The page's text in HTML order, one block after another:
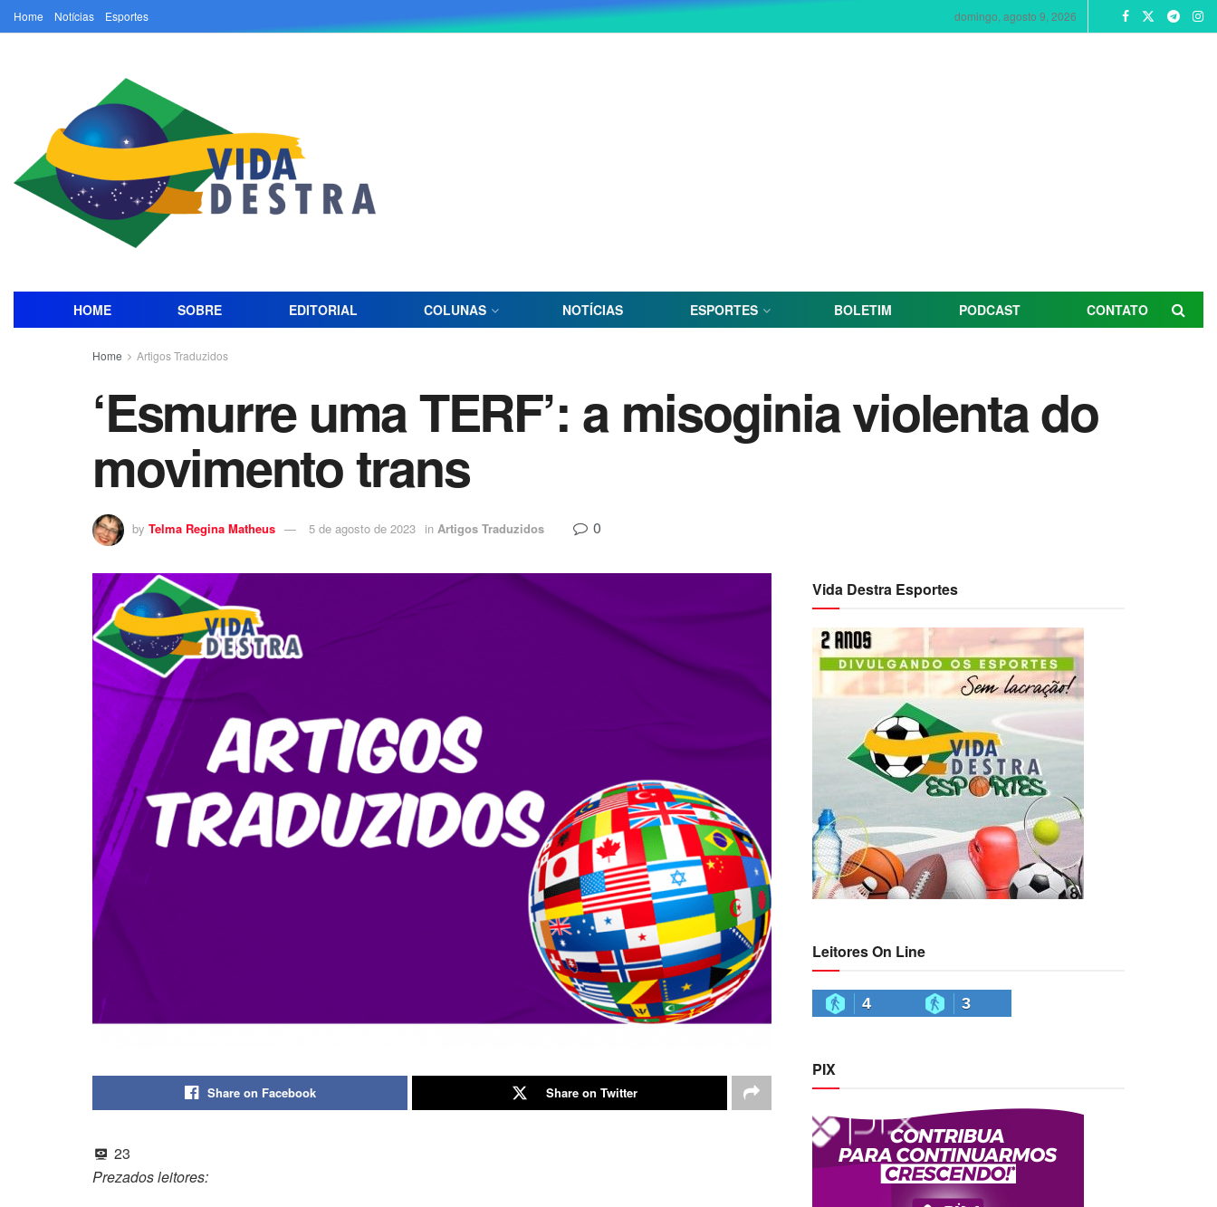
Home Notícias Esportes domingo, agosto 9, 2026
HOME SOBRE EDITORIAL COLUNAS NOTÍCIAS ESPORTES BOLETIM PODCAST CONTATO
Home Artigos Traduzidos
‘Esmurre uma TERF’: a misoginia violenta do
movimento trans
by Telma Regina Matheus 5 de agosto de 2023 in Artigos Traduzidos 0
Share on Facebook Share on Twitter
23
Prezados leitores:
Vida Destra Esportes
Leitores On Line
4 3
PIX